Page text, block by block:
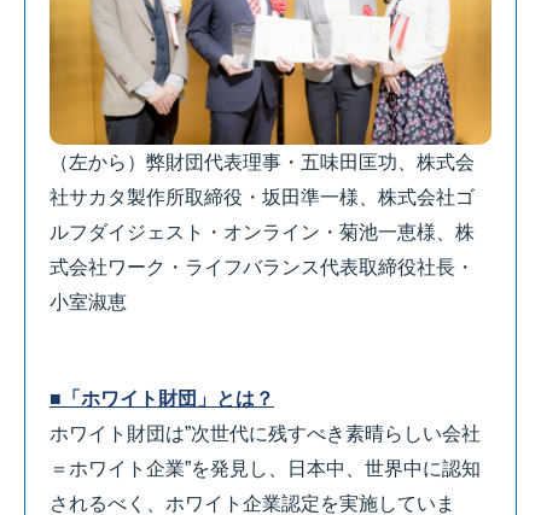
（左から）弊財団代表理事・五味田匡功、株式会
社サカタ製作所取締役・坂田準一様、株式会社ゴ
ルフダイジェスト・オンライン・菊池一恵様、株
式会社ワーク・ライフバランス代表取締役社長・
小室淑恵
■「ホワイト財団」とは？
ホワイト財団は”次世代に残すべき素晴らしい会社
＝ホワイト企業”を発見し、日本中、世界中に認知
されるべく、ホワイト企業認定を実施していま